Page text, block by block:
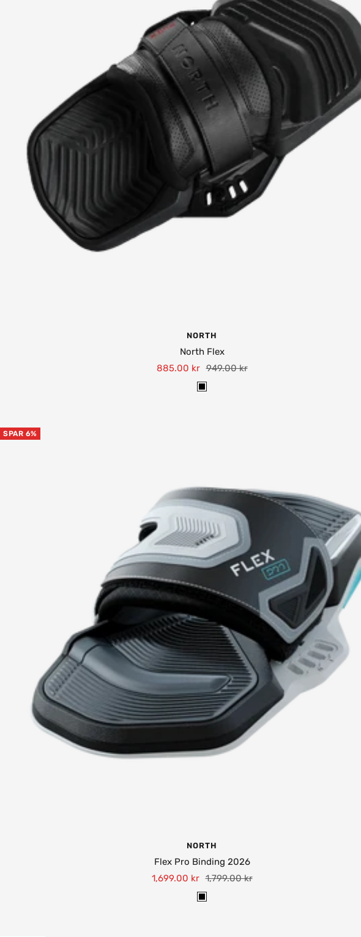
NORTH
North Flex
Tilbudspris
885.00 kr Normalpris
949.00 kr
B
SPAR 6%
NORTH
Flex Pro Binding 2026
Tilbudspris
1,699.00 kr Normalpris
1,799.00 kr
B